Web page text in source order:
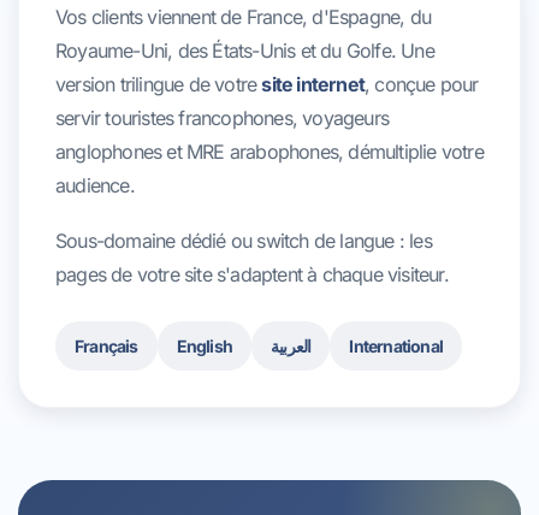
Vos clients viennent de France, d'Espagne, du
Royaume-Uni, des États-Unis et du Golfe. Une
version trilingue de votresite internet, conçue pour
servir touristes francophones, voyageurs
anglophones et MRE arabophones, démultiplie votre
audience.
Sous-domaine dédié ou switch de langue : les
pages de votre site s'adaptent à chaque visiteur.
Français English العربية International